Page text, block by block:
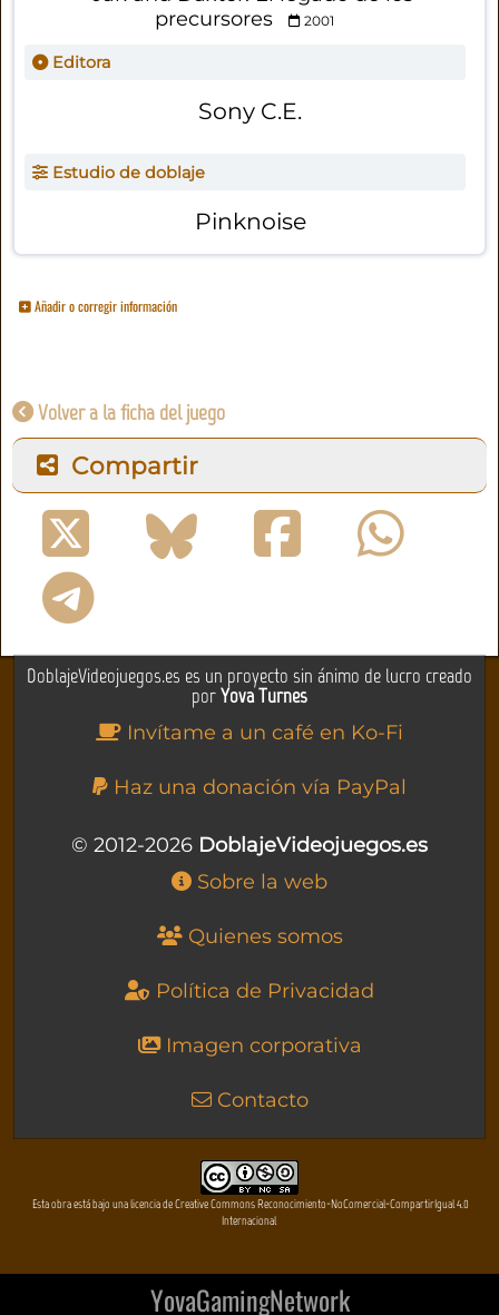
precursores
2001
Editora
Sony C.E.
Estudio de doblaje
Pinknoise
Añadir o corregir información
Volver a la ficha del juego
Compartir
DoblajeVideojuegos.es es un proyecto sin ánimo de lucro creado
porYova Turnes
Invítame a un café en Ko-Fi
Haz una donación vía PayPal
© 2012-2026 DoblajeVideojuegos.es
Sobre la web
Quienes somos
Política de Privacidad
Imagen corporativa
Contacto
Esta obra está bajo una licencia de Creative Commons Reconocimiento-NoComercial-CompartirIgual 4.0
Internacional
YovaGamingNetwork